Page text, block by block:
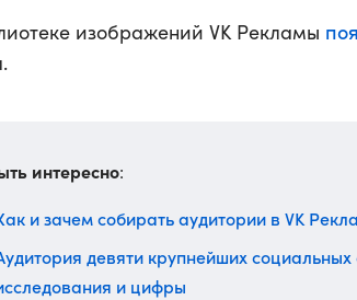
изображений VK Рекламы
интересно:
и зачем собирать аудитории в VK
девяти крупнейших социальных
и цифры